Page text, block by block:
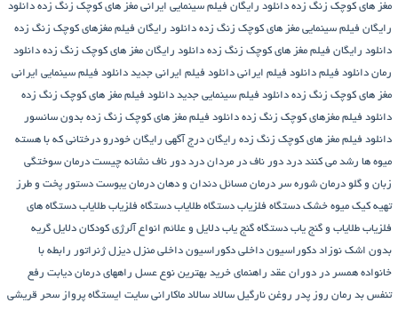
مغز های کوچک زنگ زده دانلود رایگان فیلم سینمایی ایرانی مغز های کوچک زنگ زده دانلود
رایگان فیلم سینمایی مغز های کوچک زنگ زده دانلود رایگان فیلم مغزهای کوچک زنگ زده
دانلود رایگان فیلم مغز های کوچک زنگ زده دانلود رایگان مغز های کوچک زنگ زده دانلود
رمان دانلود فیلم دانلود فیلم ایرانی دانلود فیلم ایرانی جدید دانلود فیلم سینمایی ایرانی
مغز های کوچک زنگ زده دانلود فیلم سینمایی جدید دانلود فیلم مغز های کوچک زنگ زده
دانلود فیلم مغزهای کوچک زنگ زده دانلود فیلم مغز های کوچک زنگ زده بدون سانسور
دانلود فیلم مغز های کوچک زنگ زده رایگان درج آگهی رایگان خودرو درختانی که با هسته
میوه ها رشد می کنند درد دور ناف در مردان درد دور ناف نشانه چیست درمان سوختگی
زبان و گلو درمان شوره سر درمان مسائل دندان و دهان درمان یبوست دستور پخت و طرز
تهیه کیک میوه خشک دستگاه فلزیاب دستگاه‌ طلایاب دستگاه‌ فلزیاب طلایاب دستگاه‌ های
فلزیاب طلایاب و گنج‌ یاب دستگاه‌ گنج‌ یاب دلایل و علائم انواع آلرژی کودکان دلایل گریه
بدون اشک نوزاد دکوراسیون داخلی دکوراسیون داخلی منزل دیزل ژنراتور رابطه با
خانواده همسر در دوران عقد راهنمای خرید بهترین نوع عسل راههای درمان دیابت رفع
تنفس بد رمان روز پدر روغن نارگیل سالاد سالاد ماکارانی سایت ایستگاه پرواز سحر قریشی